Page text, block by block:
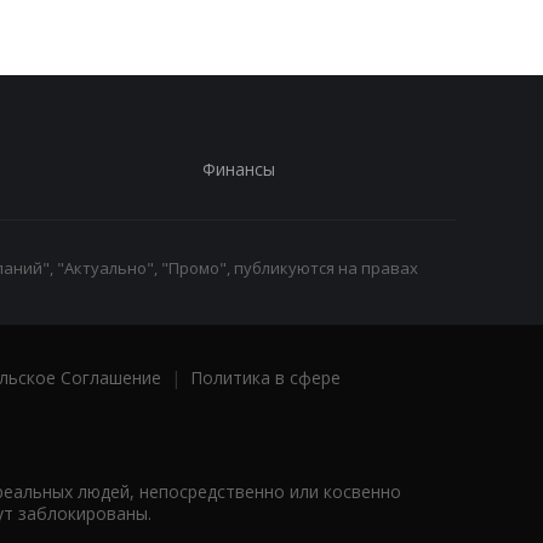
Финансы
"Актуально", "Промо", публикуются на правах
Соглашение |
Политика в сфере
людей, непосредственно или косвенно
заблокированы.